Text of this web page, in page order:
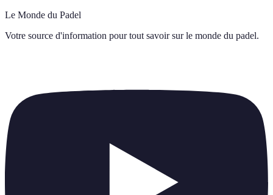
Le Monde du Padel
Votre source d'information pour tout savoir sur le monde du padel.